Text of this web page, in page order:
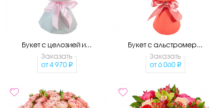
Букет с целозией и...
Заказать
от 4 970
Букет с альстромер...
Заказать
от 6 060